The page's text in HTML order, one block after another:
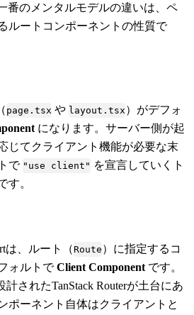
番のメンタルモデルの違いは、ペ
ルートコンポーネントの性質で
page.tsx や layout.tsx ）がデフォ
になります。サーバー側が起
じてクライアント機能が必要な末
で "use client" を宣言していくト
す。
は、ルート（ Route ）に指定するコ
ォルトでClient Component です。
計されたTanStack Routerが土台にあ
ポーネント自体はクライアントと